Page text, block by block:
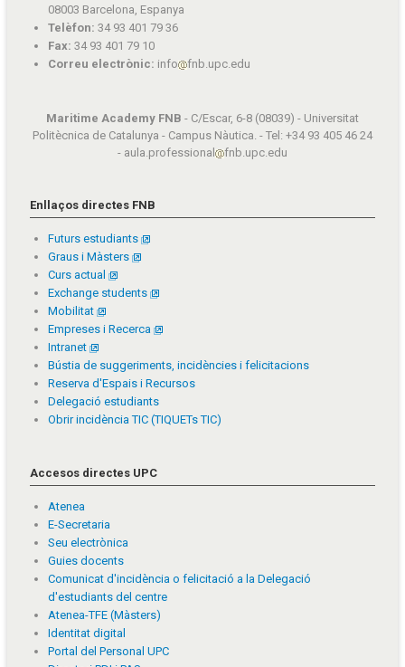
08003 Barcelona, Espanya
Telèfon: 34 93 401 79 36
Fax: 34 93 401 79 10
Correu electrònic: info fnb.upc.edu
Maritime Academy FNB - C/Escar, 6-8 (08039) - Universitat
Politècnica de Catalunya - Campus Nàutica. - Tel: +34 93 405 46 24
- aula.professional
fnb.upc.edu
Enllaços directes FNB
Futurs estudiants
Graus i Màsters
Curs actual
Exchange students
Mobilitat
Empreses i Recerca
Intranet
Bústia de suggeriments, incidències i felicitacions
Reserva d'Espais i Recursos
Delegació estudiants
Obrir incidència TIC (TIQUETs TIC)
Accesos directes UPC
Atenea
E-Secretaria
Seu electrònica
Guies docents
Comunicat d'incidència o felicitació a la Delegació
d'estudiants del centre
Atenea-TFE (Màsters)
Identitat digital
Portal del Personal UPC